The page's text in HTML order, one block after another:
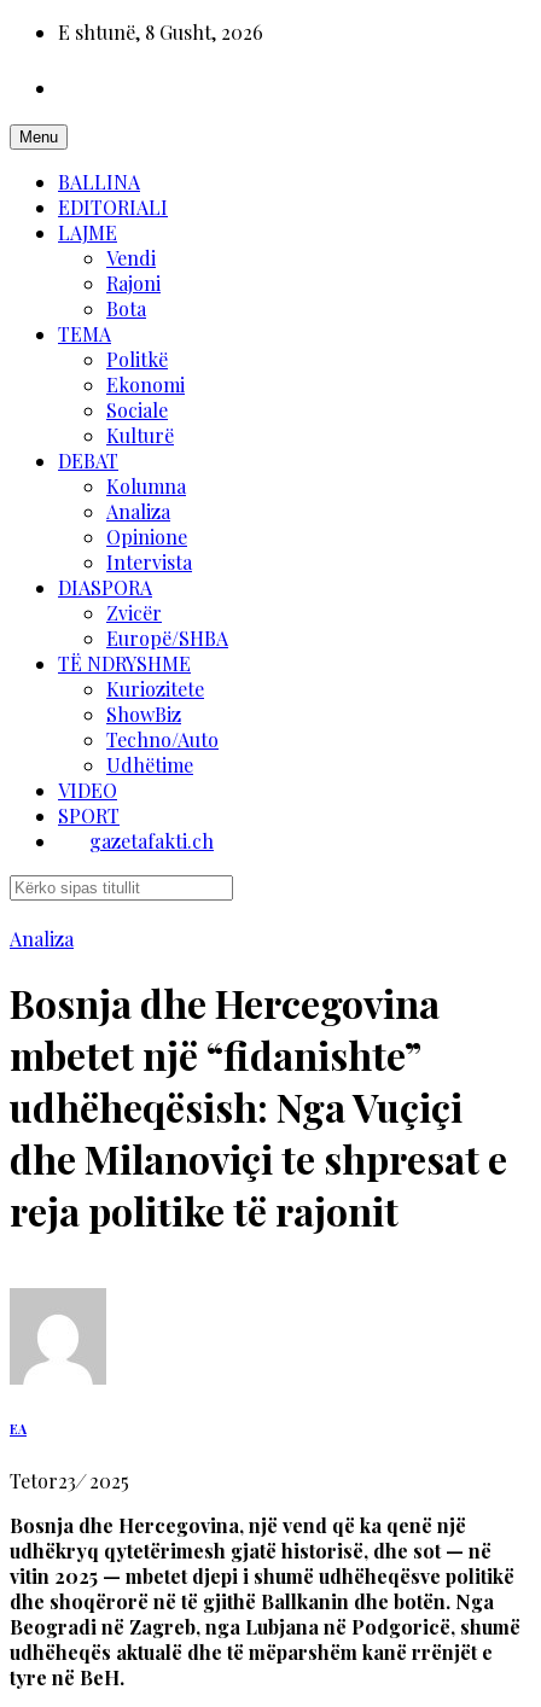
E shtunë, 8 Gusht, 2026
Menu
BALLINA
EDITORIALI
LAJME
Vendi
Rajoni
Bota
TEMA
Politkë
Ekonomi
Sociale
Kulturë
DEBAT
Kolumna
Analiza
Opinione
Intervista
DIASPORA
Zvicër
Europë/SHBA
TË NDRYSHME
Kuriozitete
ShowBiz
Techno/Auto
Udhëtime
VIDEO
SPORT
gazetafakti.ch
Analiza
Bosnja dhe Hercegovina
mbetet një “fidanishte”
udhëheqësish: Nga Vuçiçi
dhe Milanoviçi te shpresat e
reja politike të rajonit
EA
Tetor23/2025
Bosnja dhe Hercegovina, një vend që ka qenë një
udhëkryq qytetërimesh gjatë historisë, dhe sot — në
vitin 2025 — mbetet djepi i shumë udhëheqësve politikë
dhe shoqërorë në të gjithë Ballkanin dhe botën. Nga
Beogradi në Zagreb, nga Lubjana në Podgoricë, shumë
udhëheqës aktualë dhe të mëparshëm kanë rrënjët e
tyre në BeH.